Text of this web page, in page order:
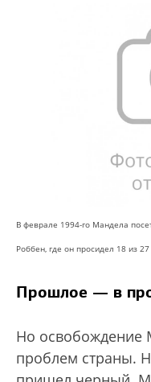
В феврале 1994-го Мандела
Роббен, где он просидел 18 из
Прошлое — в
Но освобождение
проблем страны.